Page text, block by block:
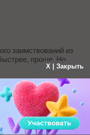
заимствований из
проще .Но
X | Закрыть